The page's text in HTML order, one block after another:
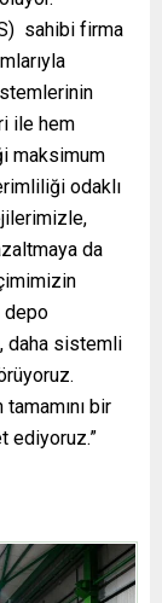
sahibi firma
ile hem
maksimum
odaklı
da
depo
daha sistemli
bir
ediyoruz.”